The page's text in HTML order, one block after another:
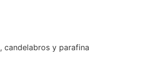
candelabros y parafina